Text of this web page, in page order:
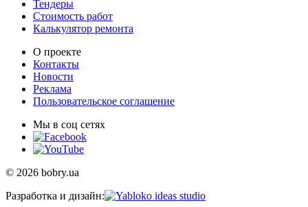
Тендеры
Стоимость работ
Калькулятор ремонта
О проекте
Контакты
Новости
Реклама
Пользовательское соглашение
Мы в соц сетях
© 2026 bobry.ua
Разработка и дизайн: